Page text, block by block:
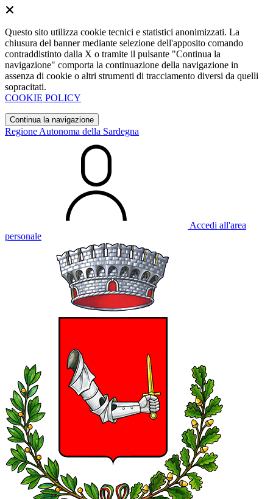
Questo sito utilizza cookie tecnici e statistici anonimizzati. La
chiusura del banner mediante selezione dell'apposito comando
contraddistinto dalla X o tramite il pulsante "Continua la
navigazione" comporta la continuazione della navigazione in
assenza di cookie o altri strumenti di tracciamento diversi da quelli
sopracitati.
COOKIE POLICY
Continua la navigazione
Regione Autonoma della Sardegna
Accedi all'area
personale